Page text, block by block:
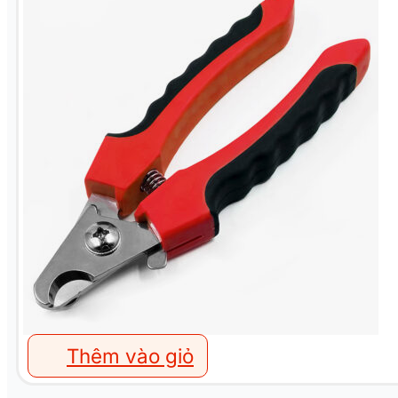
Thêm vào giỏ